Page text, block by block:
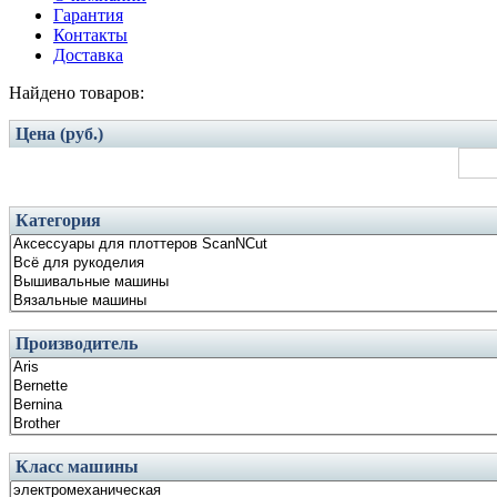
Гарантия
Контакты
Доставка
Найдено товаров:
Цена (руб.)
Категория
Производитель
Класс машины